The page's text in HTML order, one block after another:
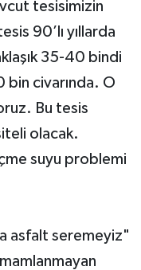
tesisimizin
90’lı yıllarda
35-40 bindi
bin civarında. O
Bu tesis
olacak.
suyu problemi
asfalt seremeyiz"